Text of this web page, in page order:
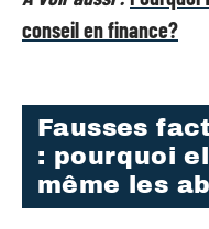
conseil en finance?
Fausses
: pourquoi
même les